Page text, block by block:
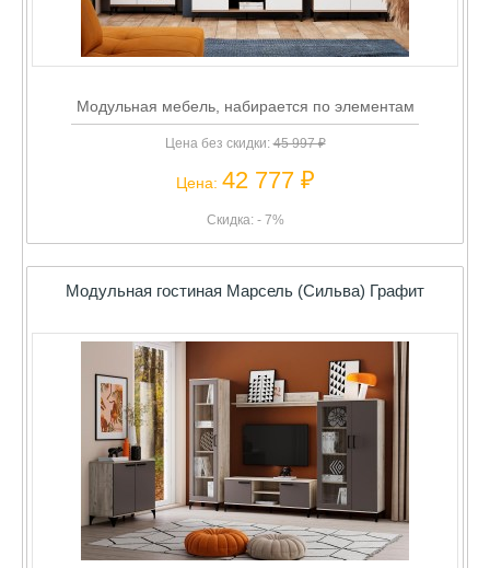
Модульная мебель, набирается по элементам
Цена без скидки:45 997 ₽
Цена: 42 777 ₽
Скидка: - 7%
Модульная гостиная Марсель (Сильва) Графит